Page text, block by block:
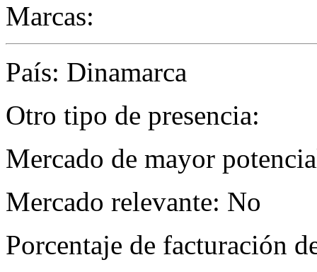
Marcas:
País: Dinamarca
Otro tipo de presencia:
Mercado de mayor
Mercado relevante: No
Porcentaje de facturación